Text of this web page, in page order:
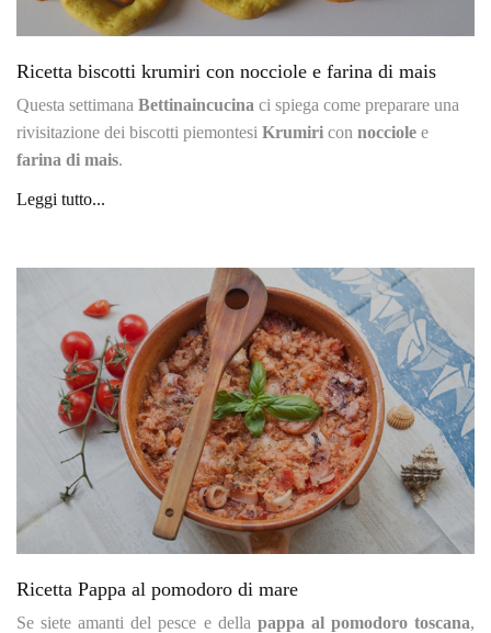
Ricetta biscotti krumiri con nocciole e farina di mais
Questa settimana Bettinaincucina ci spiega come preparare una
rivisitazione dei biscotti piemontesi Krumiri con nocciole e
farina di mais.
Leggi tutto...
Ricetta Pappa al pomodoro di mare
Se siete amanti del pesce e della pappa al pomodoro toscana,